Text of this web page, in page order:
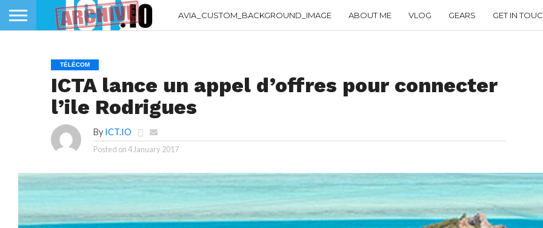
AVIA_CUSTOM_BACKGROUND_IMAGE ABOUT ME VLOG GEARS GET IN
TÉLÉCOM
ICTA lance un appel d’offres pour connecter
l’ile Rodrigues
By ICT.IO
Posted on4 January 2017